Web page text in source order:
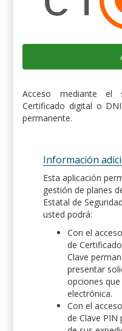
Acceso mediante el
Certificado digital o
permanente.
Información
Esta aplicación
gestión de planes
Estatal de
usted podrá:
Con el
de
Clave
presentar
opciones
electrónica.
Con el
de Clave